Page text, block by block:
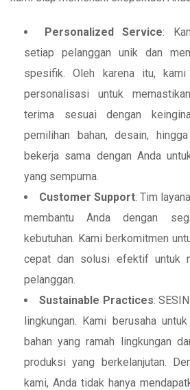
Personalized Service:
setiap pelanggan unik dan
spesifik. Oleh karena itu, kami
personalisasi untuk
terima sesuai dengan
pemilihan bahan, desain,
bekerja sama dengan Anda
yang sempurna.
Customer Support: Tim
membantu Anda dengan
kebutuhan. Kami berkomitmen
cepat dan solusi efektif untuk
pelanggan.
Sustainable Practices:
lingkungan. Kami berusaha
bahan yang ramah lingkungan
produksi yang berkelanjutan.
kami, Anda tidak hanya